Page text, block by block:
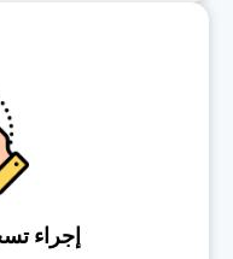
إجراء